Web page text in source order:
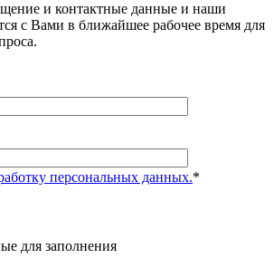
и контактные данные и наши
с Вами в ближайшее рабочее время для
персональных данных.*
для заполнения